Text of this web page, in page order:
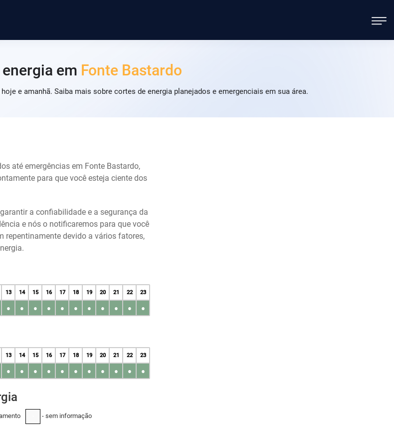
em Fonte Bastardo
e amanhã. Saiba mais sobre cortes de energia planejados e emergenciais em sua área.
até emergências em Fonte Bastardo,
para que você esteja ciente dos
a confiabilidade e a segurança da
e nós o notificaremos para que você
repentinamente devido a vários fatores,
13 14 15 16 17 18 19 20 21 22 23
● ● ● ● ● ● ● ● ● ● ●
13 14 15 16 17 18 19 20 21 22 23
● ● ● ● ● ● ● ● ● ● ●
- sem informação